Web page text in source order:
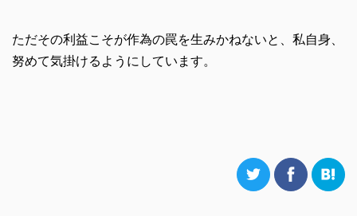
ただその利益こそが作為の罠を生みかねないと、私自身、
努めて気掛けるようにしています。